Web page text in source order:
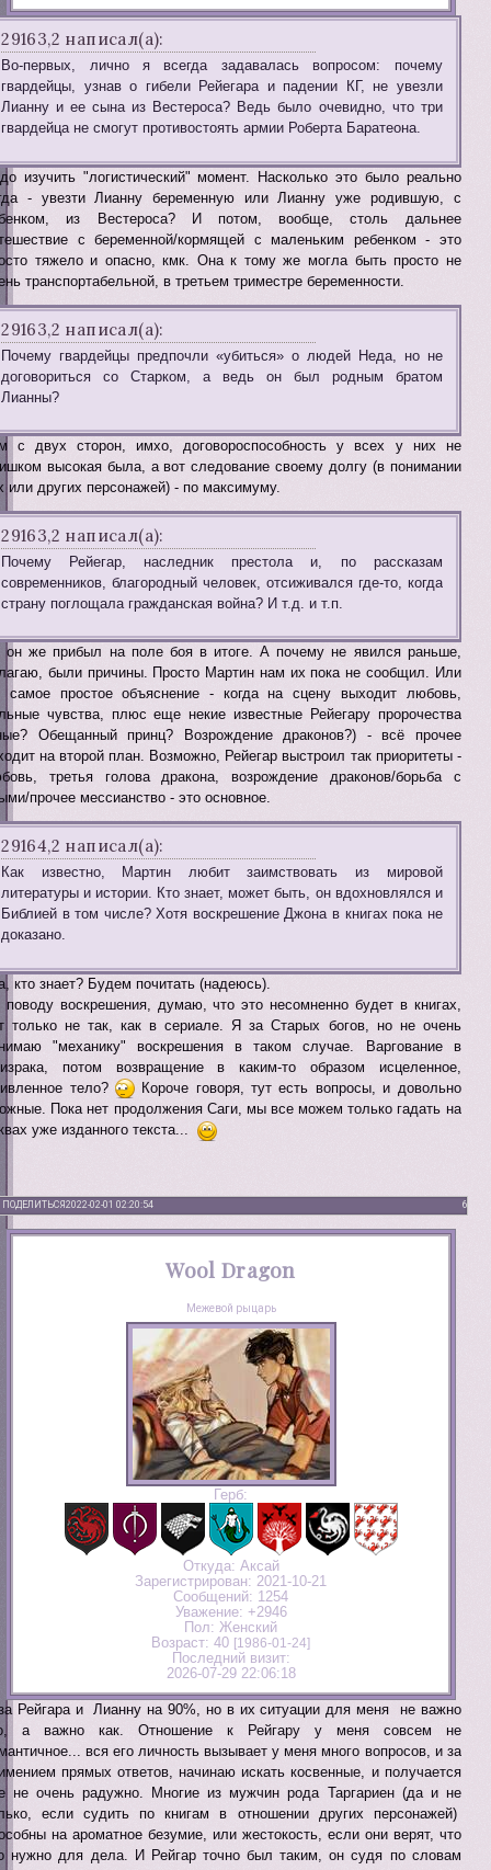
29163,2 написал(а):
Во-первых, лично я всегда задавалась вопросом: почему
гвардейцы, узнав о гибели Рейегара и падении КГ, не увезли
Лианну и ее сына из Вестероса? Ведь было очевидно, что три
гвардейца не смогут противостоять армии Роберта Баратеона.
изучить "логистический" момент. Насколько это было реально
- увезти Лианну беременную или Лианну уже родившую, с
из Вестероса? И потом, вообще, столь дальнее
с беременной/кормящей с маленьким ребенком - это
тяжело и опасно, кмк. Она к тому же могла быть просто не
транспортабельной, в третьем триместре беременности.
29163,2 написал(а):
Почему гвардейцы предпочли «убиться» о людей Неда, но не
договориться со Старком, а ведь он был родным братом
Лианны?
с двух сторон, имхо, договороспособность у всех у них не
высокая была, а вот следование своему долгу (в понимании
или других персонажей) - по максимуму.
29163,2 написал(а):
Почему Рейегар, наследник престола и, по рассказам
современников, благородный человек, отсиживался где-то, когда
страну поглощала гражданская война? И т.д. и т.п.
он же прибыл на поле боя в итоге. А почему не явился раньше,
были причины. Просто Мартин нам их пока не сообщил. Или
самое простое объяснение - когда на сцену выходит любовь,
чувства, плюс еще некие известные Рейегару пророчества
Обещанный принц? Возрождение драконов?) - всё прочее
на второй план. Возможно, Рейегар выстроил так приоритеты -
третья голова дракона, возрождение драконов/борьба с
прочее мессианство - это основное.
29164,2 написал(а):
Как известно, Мартин любит заимствовать из мировой
литературы и истории. Кто знает, может быть, он вдохновлялся и
Библией в том числе? Хотя воскрешение Джона в книгах пока не
доказано.
кто знает? Будем почитать (надеюсь).
поводу воскрешения, думаю, что это несомненно будет в книгах,
только не так, как в сериале. Я за Старых богов, но не очень
"механику" воскрешения в таком случае. Варгование в
потом возвращение в каким-то образом исцеленное,
тело?
Короче говоря, тут есть вопросы, и довольно
Пока нет продолжения Саги, мы все можем только гадать на
уже изданного текста...
ПОДЕЛИТЬСЯ 6
2022-02-01 02:20:54
Wool Dragon
Межевой рыцарь
Герб:
Откуда: Аксай
Зарегистрирован: 2021-10-21
Сообщений: 1254
Уважение: +2946
Пол: Женский
Возраст: 40 [1986-01-24]
Последний визит:
2026-07-29 22:06:18
Рейгара и Лианну на 90%, но в их ситуации для меня не важно
а важно как. Отношение к Рейгару у меня совсем не
вся его личность вызывает у меня много вопросов, и за
прямых ответов, начинаю искать косвенные, и получается
не очень радужно. Многие из мужчин рода Таргариен (да и не
если судить по книгам в отношении других персонажей)
на ароматное безумие, или жестокость, если они верят, что
нужно для дела. И Рейгар точно был таким, он судя по словам